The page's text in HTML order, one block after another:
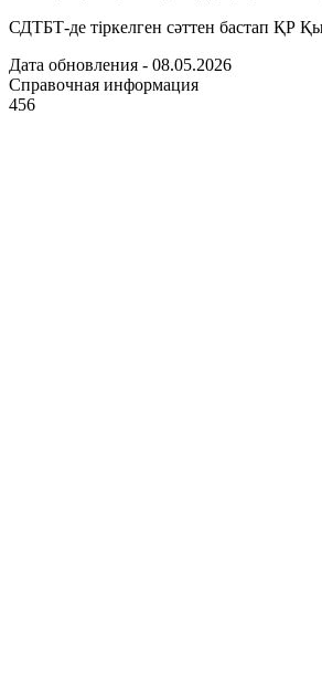
СДТБТ-де тіркелген сәттен бастап ҚР
Дата обновления - 08.05.2026
Справочная информация
456